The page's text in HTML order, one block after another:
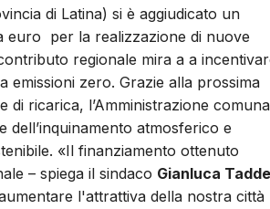
di Latina) si è aggiudicato un
euro per la realizzazione di nuove
regionale mira a a
emissioni zero. Grazie alla prossima
di ricarica, l’Amministrazione
dell’inquinamento atmosferico e
«Il finanziamento ottenuto
– spiega il sindaco Gianluca
l'attrattiva della nostra città